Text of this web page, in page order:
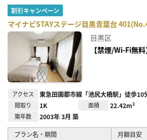
割引キャンペーン
マイナビSTAYステージ目黒青葉台
目黒区
【禁煙/Wi-Fi無料
アクセス 東急田園都市線「池尻大橋駅」徒歩10
間取り 1K 面積 22.42m²
築年数 2003年 3月 築
プラン名・期間
月額目安